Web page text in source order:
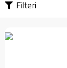
Filteri